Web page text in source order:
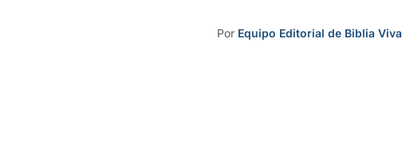
Por Equipo Editorial de Biblia Viva